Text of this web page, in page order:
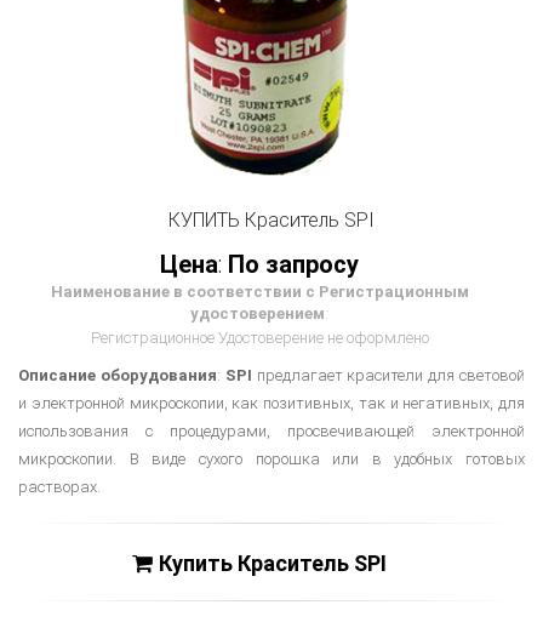
КУПИТЬ Краситель SPI
Цена: По запросу
Наименование в соответствии с Регистрационным
удостоверением:
Регистрационное Удостоверение не оформлено
Описание оборудования: SPI предлагает красители для световой
и электронной микроскопии, как позитивных, так и негативных, для
использования с процедурами, просвечивающей электронной
микроскопии. В виде сухого порошка или в удобных готовых
растворах.
Купить Краситель SPI